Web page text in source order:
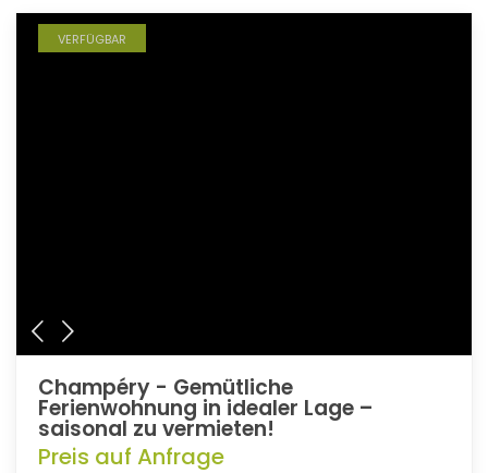
VERFÜGBAR
Champéry - Gemütliche
Ferienwohnung in idealer Lage –
saisonal zu vermieten!
Preis auf Anfrage